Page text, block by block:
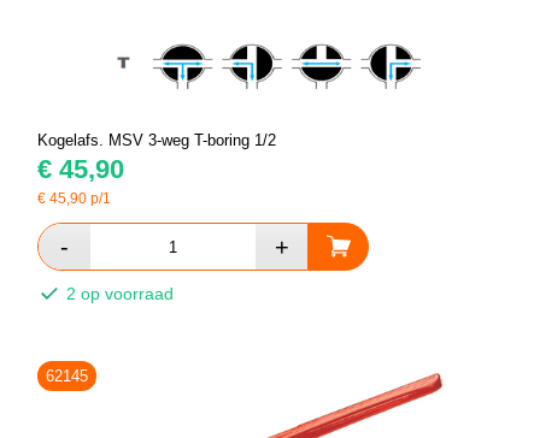
Kogelafs. MSV 3-weg T-boring 1/2
€ 45,90
€45,90 p/1
2 op voorraad
62145